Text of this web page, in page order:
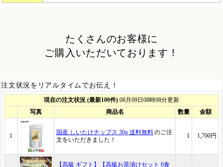
たくさんのお客様に
ご購入いただいております！
注文状況をリアルタイムでお伝え！